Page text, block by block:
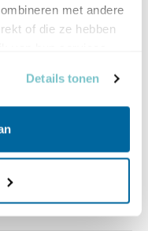
met andere
of die ze hebben
Details tonen
|
in de nestkast